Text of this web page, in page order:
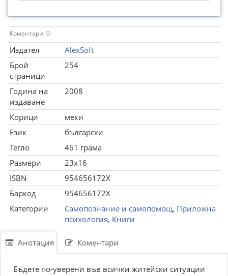
Коментари: 0
Издател
AlexSoft
Брой
страници
254
Година на
издаване
2008
Корици
меки
Език
български
Тегло
461 грама
Размери
23x16
ISBN
954656172X
Баркод
954656172X
Категории
Самопознание и самопомощ, Приложна
психология, Книги
Анотация Коментари
Бъдете по-уверени във всички житейски ситуации